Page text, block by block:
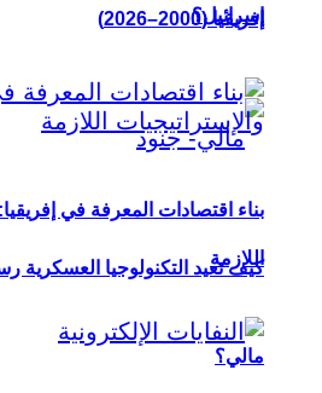
إسرائيل؟
كيف تعيد التكنولوجيا العسكرية
مالي؟
إفريقيا (2000–2026)
بناء اقتصادات المعرفة في
اللازمة